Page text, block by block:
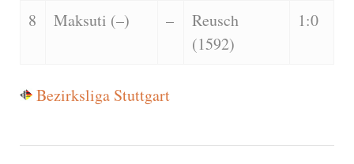
8 Maksuti (–) –
Reusch
(1592)
1:0
Bezirksliga Stuttgart